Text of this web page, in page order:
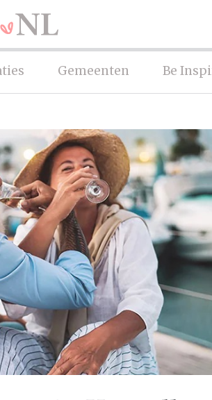
Gemeenten Be